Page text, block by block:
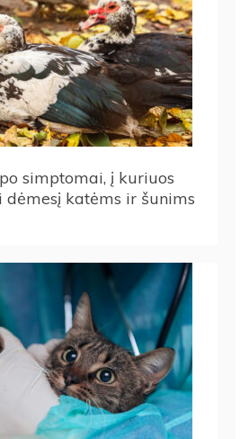
simptomai, į kuriuos
katėms ir šunims